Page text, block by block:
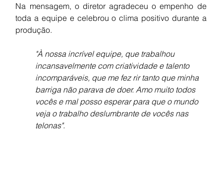
Na mensagem, o diretor agradeceu o empenho de
toda a equipe e celebrou o clima positivo durante a
produção.
"À nossa incrível equipe, que trabalhou
incansavelmente com criatividade e talento
incomparáveis, que me fez rir tanto que minha
barriga não parava de doer. Amo muito todos
vocês e mal posso esperar para que o mundo
veja o trabalho deslumbrante de vocês nas
telonas".